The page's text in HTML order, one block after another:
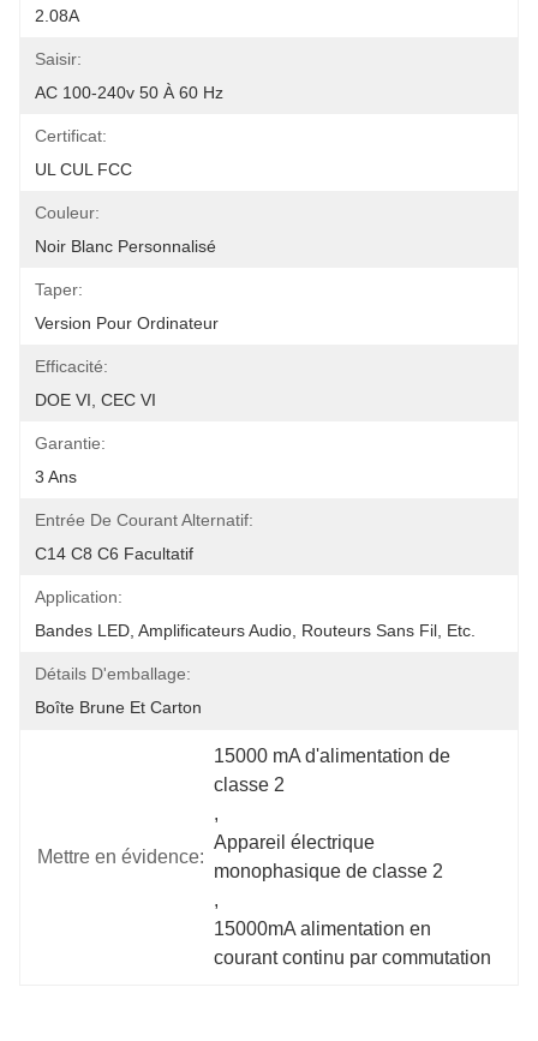
2.08A
Saisir:
AC 100-240v 50 À 60 Hz
Certificat:
UL CUL FCC
Couleur:
Noir Blanc Personnalisé
Taper:
Version Pour Ordinateur
Efficacité:
DOE VI, CEC VI
Garantie:
3 Ans
Entrée De Courant Alternatif:
C14 C8 C6 Facultatif
Application:
Bandes LED, Amplificateurs Audio, Routeurs Sans Fil, Etc.
Détails D'emballage:
Boîte Brune Et Carton
Mettre en évidence:
15000 mA d'alimentation de
classe 2
,
Appareil électrique
monophasique de classe 2
,
15000mA alimentation en
courant continu par commutation